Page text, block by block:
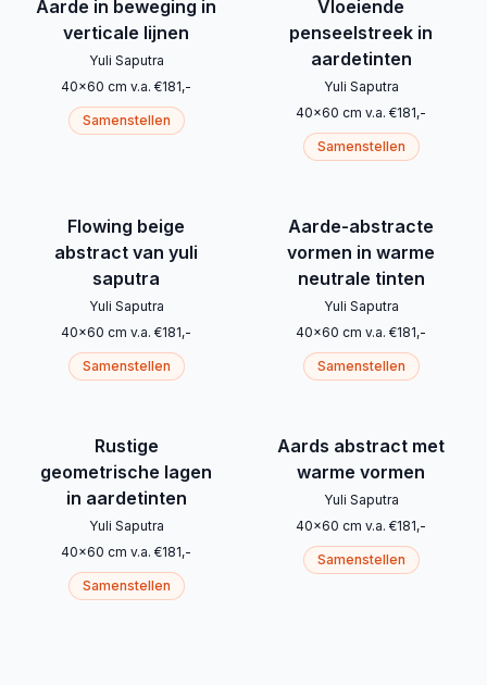
Aarde in beweging in
verticale lijnen
Yuli Saputra
40x60 cm v.a. €181,-
Samenstellen
Vloeiende
penseelstreek in
aardetinten
Yuli Saputra
40x60 cm v.a. €181,-
Samenstellen
Flowing beige
abstract van yuli
saputra
Yuli Saputra
40x60 cm v.a. €181,-
Samenstellen
Aarde-abstracte
vormen in warme
neutrale tinten
Yuli Saputra
40x60 cm v.a. €181,-
Samenstellen
Rustige
geometrische lagen
in aardetinten
Yuli Saputra
40x60 cm v.a. €181,-
Samenstellen
Aards abstract met
warme vormen
Yuli Saputra
40x60 cm v.a. €181,-
Samenstellen